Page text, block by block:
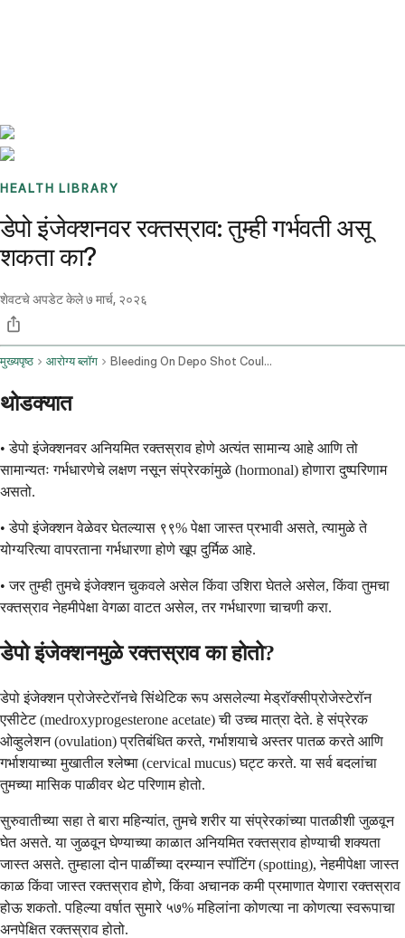
HEALTH LIBRARY
डेपो इंजेक्शनवर रक्तस्राव: तुम्ही गर्भवती असू
शकता का?
शेवटचे अपडेट केले७ मार्च, २०२६
मुख्यपृष्ठ आरोग्य ब्लॉग Bleeding On Depo Shot Could I Be Pregnant
थोडक्यात
• डेपो इंजेक्शनवर अनियमित रक्तस्राव होणे अत्यंत सामान्य आहे आणि तो
सामान्यतः गर्भधारणेचे लक्षण नसून संप्रेरकांमुळे (hormonal) होणारा दुष्परिणाम
असतो.
• डेपो इंजेक्शन वेळेवर घेतल्यास ९९% पेक्षा जास्त प्रभावी असते, त्यामुळे ते
योग्यरित्या वापरताना गर्भधारणा होणे खूप दुर्मिळ आहे.
• जर तुम्ही तुमचे इंजेक्शन चुकवले असेल किंवा उशिरा घेतले असेल, किंवा तुमचा
रक्तस्राव नेहमीपेक्षा वेगळा वाटत असेल, तर गर्भधारणा चाचणी करा.
डेपो इंजेक्शनमुळे रक्तस्राव का होतो?
डेपो इंजेक्शन प्रोजेस्टेरॉनचे सिंथेटिक रूप असलेल्या मेड्रॉक्सीप्रोजेस्टेरॉन
एसीटेट (medroxyprogesterone acetate) ची उच्च मात्रा देते. हे संप्रेरक
ओव्हुलेशन (ovulation) प्रतिबंधित करते, गर्भाशयाचे अस्तर पातळ करते आणि
गर्भाशयाच्या मुखातील श्लेष्मा (cervical mucus) घट्ट करते. या सर्व बदलांचा
तुमच्या मासिक पाळीवर थेट परिणाम होतो.
सुरुवातीच्या सहा ते बारा महिन्यांत, तुमचे शरीर या संप्रेरकांच्या पातळीशी जुळवून
घेत असते. या जुळवून घेण्याच्या काळात अनियमित रक्तस्राव होण्याची शक्यता
जास्त असते. तुम्हाला दोन पाळींच्या दरम्यान स्पॉटिंग (spotting), नेहमीपेक्षा जास्त
काळ किंवा जास्त रक्तस्राव होणे, किंवा अचानक कमी प्रमाणात येणारा रक्तस्राव
होऊ शकतो. पहिल्या वर्षात सुमारे ५७% महिलांना कोणत्या ना कोणत्या स्वरूपाचा
अनपेक्षित रक्तस्राव होतो.